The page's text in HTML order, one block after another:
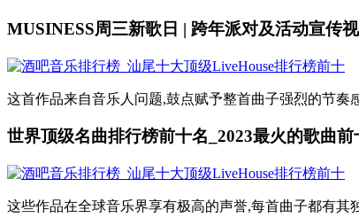
MUSINESS周三新歌日 | 跨年派对及活动宣传
这首作品来自音乐人问题,鼓点赋予整首曲子强烈的节
世界顶级名曲排行榜前十名_2023最火的歌曲前
这些作品在全球音乐界享有极高的声誉,每首曲子都有